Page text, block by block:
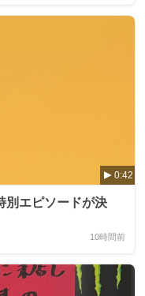
0:42
別エピソードが決
10時間前